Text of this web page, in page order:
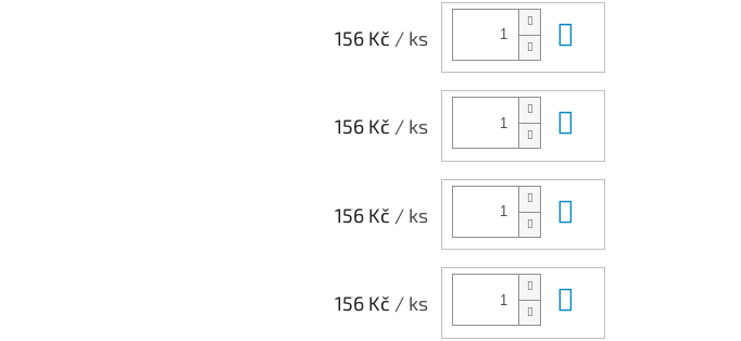
156 Kč / ks
156 Kč / ks
156 Kč / ks
156 Kč / ks